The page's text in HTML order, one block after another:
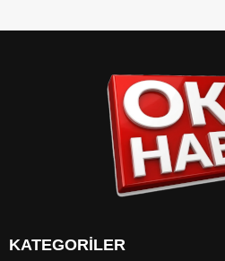
KATEGORİLER